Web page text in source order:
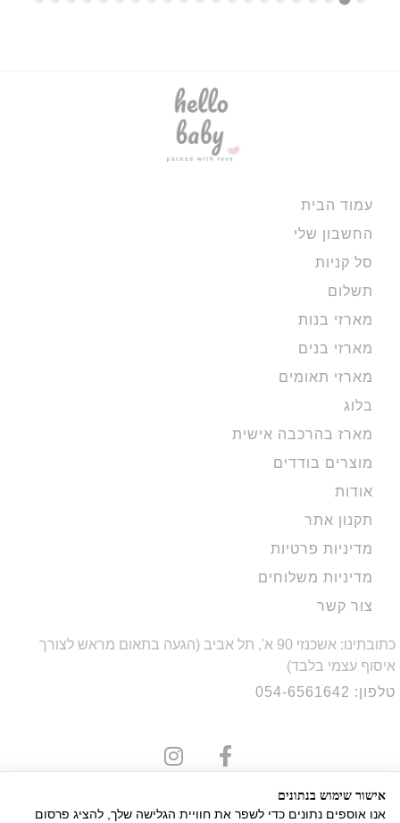
מארז בהרכבה אישית
מוצרים בודדים
אודות
תקנון אתר
מדיניות פרטיות
מדיניות משלוחים
צור קשר
עמוד הבית
החשבון שלי
סל קניות
תשלום
מארזי בנות
מארזי בנים
מארזי תאומים
בלוג
כתובתינו: אשכנזי 90 א', תל אביב (הגעה בתאום מראש לצורך
איסוף עצמי בלבד)
טלפון: 054-6561642
אישור שימוש בנתונים
אנו אוספים נתונים כדי לשפר את חוויית הגלישה שלך, להציג פרסום